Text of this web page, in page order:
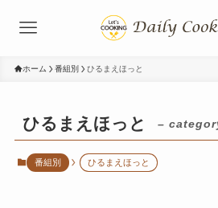
ホーム 番組別 ひるまえほっと
ひるまえほっと –
番組別 ひるまえほっと